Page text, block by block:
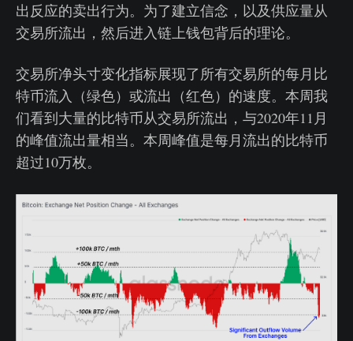
出反应的卖出行为。为了建立信念，以及供应量从
交易所流出，然后进入链上钱包背后的理论。
交易所净头寸变化指标展现了所有交易所的每月比
特币流入（绿色）或流出（红色）的速度。本周我
们看到大量的比特币从交易所流出，与2020年11月
的峰值流出量相当。本周峰值是每月流出的比特币
超过10万枚。